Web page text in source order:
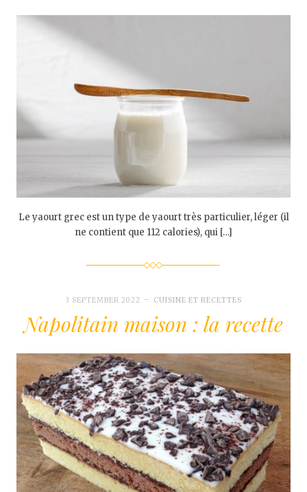
Le yaourt grec est un type de yaourt très particulier, léger (il
ne contient que 112 calories), qui […]
3 SEPTEMBER 2022 CUISINE ET RECETTES
Napolitain maison : la recette